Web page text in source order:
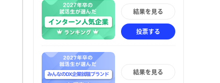
結果を見る
投票する
結果を見る